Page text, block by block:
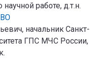
работе, д.т.н.
начальник Санкт-
ГПС МЧС России,